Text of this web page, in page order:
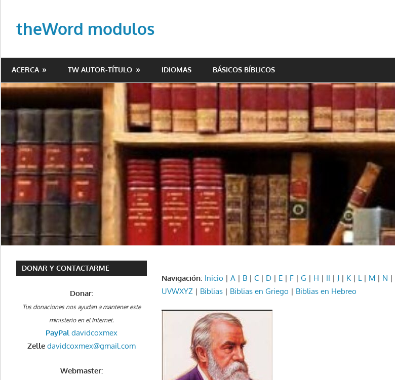
contenido
theWord modulos
modulos
para
ACERCA TW AUTOR-TÍTULO IDIOMAS BÁSICOS BÍBLICOS
Navigación: Inicio |A | B |C | D | E | F |G | H | II | J | K | L| M | N |
UVWXYZ | Biblias | Biblias en Griego | Biblias en Hebreo
DONAR Y CONTACTARME
Donar:
Tus donaciones nos ayudan a mantener este
ministerio en el Internet.
PayPaldavidcoxmex
Zelle davidcoxmex@gmail.com
Webmaster: